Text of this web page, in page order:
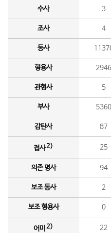
수사 3
조사 4
동사
형용사 2946
관형사 5
부사 5360
감탄사 87
접사2) 25
의존 명사 94
보조 동사 2
보조 형용사 0
어미 2) 22